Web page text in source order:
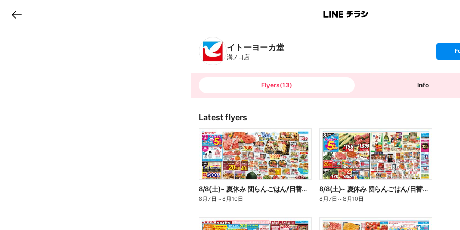
B
n
T
イトーヨーカ堂
溝ノ口店
s
t
o
Flyers(13) Info
Latest flyers
8/8(土)~ 夏休み 団らんごはん/日替お買得
8月7日 ～8月10日
8/8(土)~ 夏休み 団らんごはん/日替お買得
8月7日 ～8月10日